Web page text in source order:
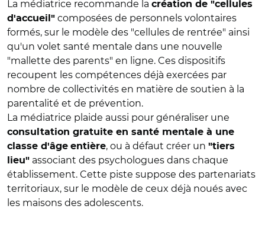
La médiatrice recommande la création de "cellules
d'accueil" composées de personnels volontaires
formés, sur le modèle des "cellules de rentrée" ainsi
qu'un volet santé mentale dans une nouvelle
"mallette des parents" en ligne. Ces dispositifs
recoupent les compétences déjà exercées par
nombre de collectivités en matière de soutien à la
parentalité et de prévention.
La médiatrice plaide aussi pour généraliser une
consultation gratuite en santé mentale à une
classe d'âge entière, ou à défaut créer un "tiers
lieu" associant des psychologues dans chaque
établissement. Cette piste suppose des partenariats
territoriaux, sur le modèle de ceux déjà noués avec
les maisons des adolescents.